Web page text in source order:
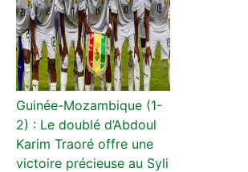
Guinée-Mozambique (1-
2) : Le doublé d’Abdoul
Karim Traoré offre une
victoire précieuse au Syli